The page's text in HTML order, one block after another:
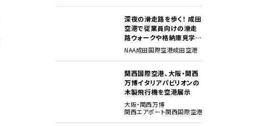
深夜の滑走路を歩く！ 成田
空港で従業員向けの滑走
路ウォークや格納庫見学イ
ベントを初開催
NAA成田国際空港成田空港
関西国際空港、大阪・関西
万博イタリアパビリオンの
木製飛行機を空港展示
大阪・関西万博
関西エアポート関西国際空港